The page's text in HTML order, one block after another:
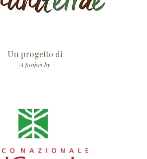
Un progetto di
A project by